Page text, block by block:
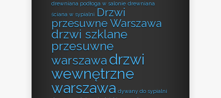
drewniana podłoga w salonie drewniana
ściana w sypialni Drzwi
przesuwne Warszawa
drzwi szklane
przesuwne
warszawa drzwi
wewnętrzne
warszawa dywany do sypialni